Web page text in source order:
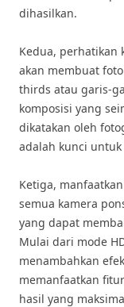
dihasilkan.
Kedua, perhatikan
akan membuat
thirds atau garis-
komposisi yang
dikatakan oleh
adalah kunci
Ketiga,
semua kamera
yang dapat
Mulai dari mode
menambahkan
memanfaatkan
hasil yang